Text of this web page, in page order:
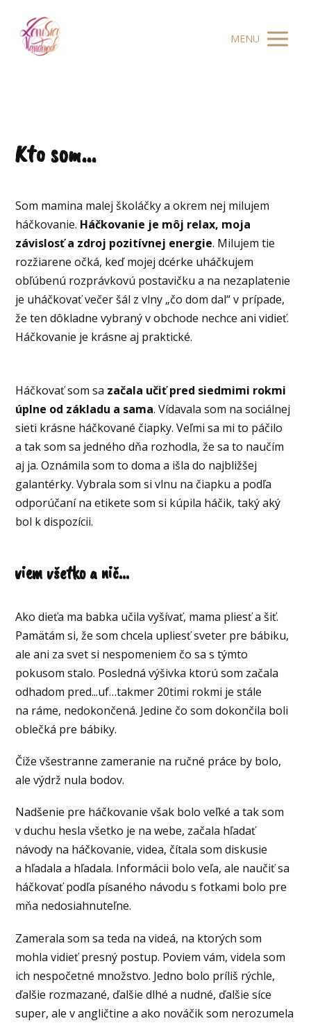
MENU
Kto som...
Som mamina malej školáčky a okrem nej milujem
háčkovanie. Háčkovanie je môj relax, moja
závislosť a zdroj pozitívnej energie. Milujem tie
rozžiarene očká, keď mojej dcérke uháčkujem
obľúbenú rozprávkovú postavičku a na nezaplatenie
je uháčkovať večer šál z vlny „čo dom dal“ v prípade,
že ten dôkladne vybraný v obchode nechce ani vidieť.
Háčkovanie je krásne aj praktické.
Háčkovať som sa začala učiť pred siedmimi rokmi
úplne od základu a sama. Vídavala som na sociálnej
sieti krásne háčkované čiapky. Veľmi sa mi to páčilo
a tak som sa jedného dňa rozhodla, že sa to naučím
aj ja. Oznámila som to doma a išla do najbližšej
galantérky. Vybrala som si vlnu na čiapku a podľa
odporúčaní na etikete som si kúpila háčik, taký aký
bol k dispozícii.
viem všetko a nič...
Ako dieťa ma babka učila vyšívať, mama pliesť a šiť.
Pamätám si, že som chcela upliesť sveter pre bábiku,
ale ani za svet si nespomeniem čo sa s týmto
pokusom stalo. Posledná výšivka ktorú som začala
odhadom pred...uf…takmer 20timi rokmi je stále
na ráme, nedokončená. Jedine čo som dokončila boli
oblečká pre bábiky.
Čiže všestranne zameranie na ručné práce by bolo,
ale výdrž nula bodov.
Nadšenie pre háčkovanie však bolo veľké a tak som
v duchu hesla všetko je na webe, začala hľadať
návody na háčkovanie, videa, čítala som diskusie
a hľadala a hľadala. Informácii bolo veľa, ale naučiť sa
háčkovať podľa písaného návodu s fotkami bolo pre
mňa nedosiahnuteľne.
Zamerala som sa teda na videá, na ktorých som
mohla vidieť presný postup. Poviem vám, videla som
ich nespočetné množstvo. Jedno bolo príliš rýchle,
ďalšie rozmazané, ďalšie dlhé a nudné, ďalšie síce
super, ale v angličtine a ako nováčik som nerozumela